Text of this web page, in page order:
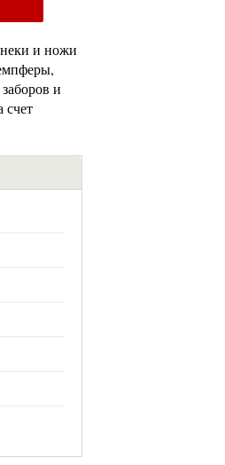
и ножи
и
счет